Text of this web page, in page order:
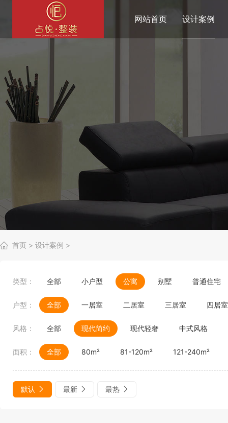
网站首页 设计案例
首页 > 设计案例 >
类型： 全部 小户型 公寓 别墅 普通住宅
户型： 全部 一居室 二居室 三居室 四居室
风格： 全部 现代简约 现代轻奢 中式风格
面积： 全部 80m² 81-120m² 121-240m²
默认 最新 最热